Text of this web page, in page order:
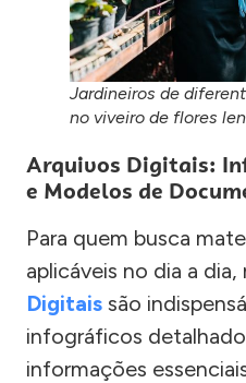
Jardineiros de
no viveiro de flores
Arquivos Digitais:
e Modelos de
Para quem busca
aplicáveis no dia a dia,
Digitais são
infográficos
informações